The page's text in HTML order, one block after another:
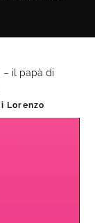
– il papà di
Lorenzo